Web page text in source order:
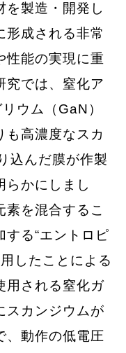
を製造・開発し
形成される非常
性能の実現に重
究では、窒化ア
ウム（GaN）
も高濃度なスカ
込んだ膜が作製
らかにしまし
素を混合するこ
する“エントロピ
したことによる
用される窒化ガ
スカンジウムが
、動作の低電圧